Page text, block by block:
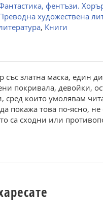
фентъзи.
художествена
, Книги
златна маска, един
покривала, девойки,
които умолявам
покажа това по-
са сходни или